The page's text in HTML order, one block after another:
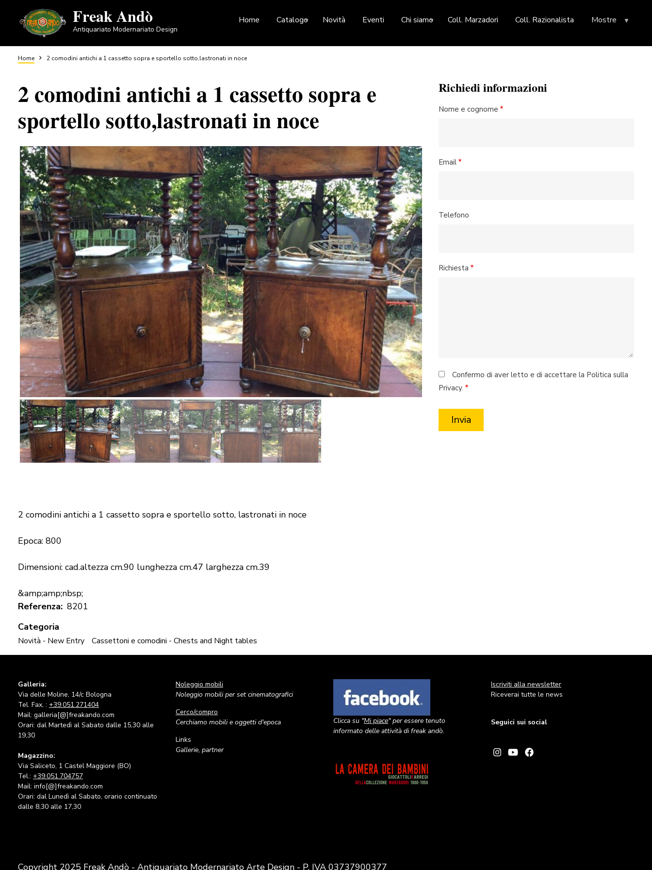
contenuto
principale
Freak Andò
Antiquariato Modernariato Design
Home Catalogo Novità Eventi Chi siamo Coll. Marzadori Coll. Razionalista Mostre
Briciole
di
pane
Home 2 comodini antichi a 1 cassetto sopra e sportello sotto,lastronati in noce
2 comodini antichi a 1 cassetto sopra e
sportello sotto,lastronati in noce
2 comodini antichi a 1 cassetto sopra e sportello sotto, lastronati in noce
Epoca: 800
Dimensioni: cad.altezza cm.90 lunghezza cm.47 larghezza cm.39
&amp;amp;nbsp;
Referenza 8201
Categoria
Novità - New Entry Cassettoni e comodini - Chests and Night tables
Richiedi informazioni
Nome e cognome
Email
Telefono
Richiesta
Confermo di aver letto e di accettare la Politica sulla
Privacy.
Galleria:
Via delle Moline, 14/c Bologna
Tel. Fax, : +39.051.271404
Mail: galleria[@]freakando.com
Orari: dal Martedì al Sabato dalle 15,30 alle
19,30
Magazzino:
Via Saliceto, 1 Castel Maggiore (BO)
Tel.: +39.051.704757
Mail: info[@]freakando.com
Orari: dal Lunedì al Sabato, orario continuato
dalle 8,30 alle 17,30
Noleggio mobili
Noleggio mobili per set cinematografici
Cerco/compro
Cerchiamo mobili e oggetti d'epoca
Links
Gallerie, partner
Clicca su "Mi piace" per essere tenuto
informato delle attività di freak andò.
Image
Iscriviti alla newsletter
Riceverai tutte le news
Seguici sui social
Copyright 2025 Freak Andò - Antiquariato Modernariato Arte Design - P. IVA 03737900377